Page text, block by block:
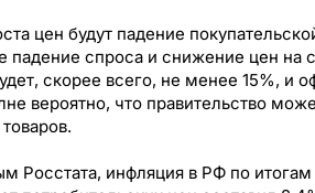
цен будут падение
падение спроса и снижение цен
скорее всего, не менее 15%, и
вероятно, что правительство
Росстата, инфляция в РФ по итогам